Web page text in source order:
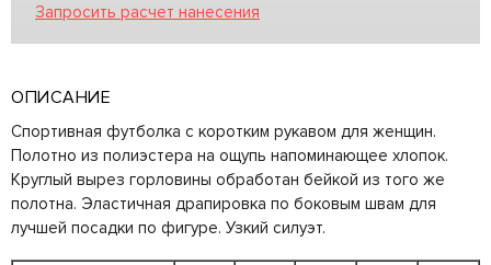
Запросить расчет нанесения
ОПИСАНИЕ
Спортивная футболка с коротким рукавом для женщин.
Полотно из полиэстера на ощупь напоминающее хлопок.
Круглый вырез горловины обработан бейкой из того же
полотна. Эластичная драпировка по боковым швам для
лучшей посадки по фигуре. Узкий силуэт.